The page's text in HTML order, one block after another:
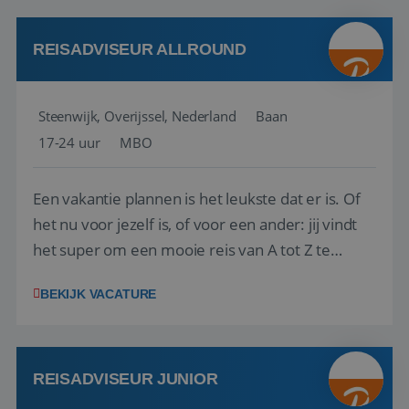
kwaliteitsbewaking van alles wat met IATA te m...
REISADVISEUR ALLROUND
Steenwijk, Overijssel, Nederland
Baan
17-24 uur
MBO
Een vakantie plannen is het leukste dat er is. Of
het nu voor jezelf is, of voor een ander: jij vindt
het super om een mooie reis van A tot Z te
vakantiegangers de meest prachtige plekjes op
werken: of het nu gaat om vragen ...
BEKIJK VACATURE
REISADVISEUR JUNIOR